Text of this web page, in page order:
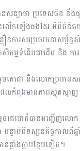
ន្យាថា ប្រទេសចិន នឹងផ្
ឡើង​ផង​ដែរ អំពីគំនិតបន្
ឿនការសម្រេចរចនាសម្ព័
សិ​កម្ម​​ទំនើបជាដើម និង ក
ចតេជោ និងលោកប្រធានស
ល​កំពុង​មាន​ភាពស្មុគស្មាញ
តេចតេជោក៏បានអញ្ជើញ
បន្ទាប់ពីទស្សន​កិច្ច​កា
ខ្លាំងក្លាបន្ថែមទៀត។